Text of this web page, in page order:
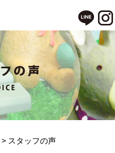
> スタッフの声